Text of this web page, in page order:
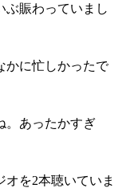
ぶ賑わっていまし
かに忙しかったで
。あったかすぎ
を2本聴いていま